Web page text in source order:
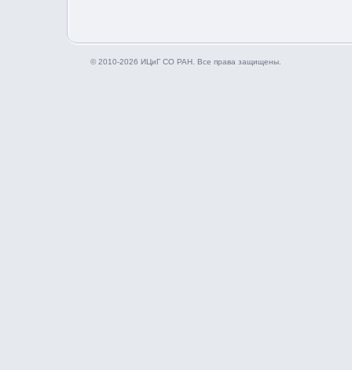
© 2010-2026 ИЦиГ СО РАН. Все права защищены.